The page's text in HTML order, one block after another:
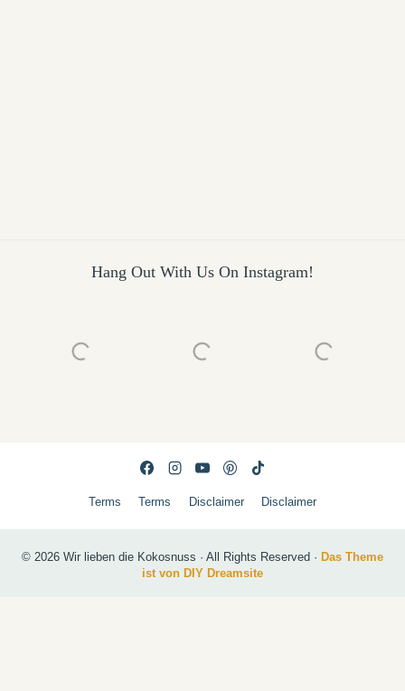
Hang Out With Us On Instagram!
Terms Terms Disclaimer Disclaimer
© 2026 Wir lieben die Kokosnuss · All Rights Reserved · Das Theme
ist von DIY Dreamsite